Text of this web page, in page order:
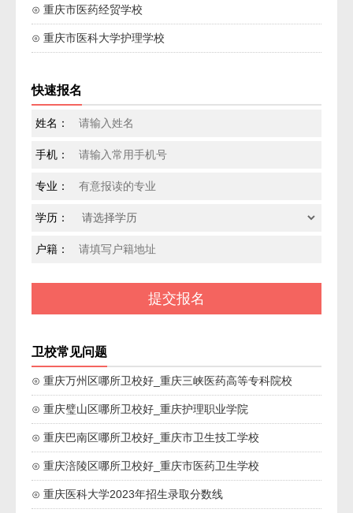
⊙ 重庆市医药经贸学校
⊙ 重庆市医科大学护理学校
快速报名
姓名：
手机：
专业：
学历：
户籍：
卫校常见问题
⊙ 重庆万州区哪所卫校好_重庆三峡医药高等专科院校
⊙ 重庆璧山区哪所卫校好_重庆护理职业学院
⊙ 重庆巴南区哪所卫校好_重庆市卫生技工学校
⊙ 重庆涪陵区哪所卫校好_重庆市医药卫生学校
⊙ 重庆医科大学2023年招生录取分数线